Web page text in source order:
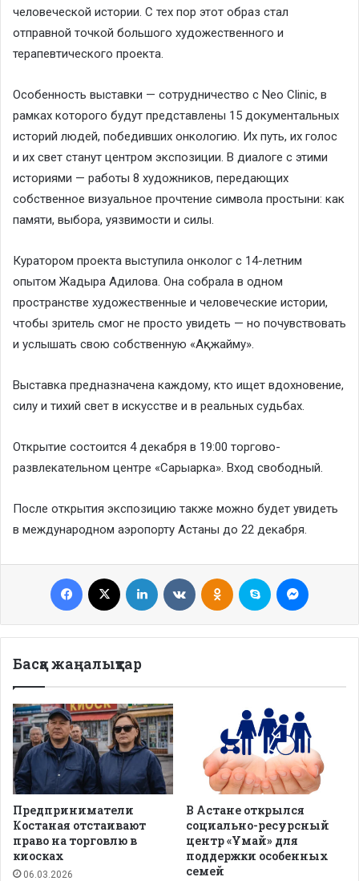
человеческой истории. С тех пор этот образ стал
отправной точкой большого художественного и
терапевтического проекта.
Особенность выставки — сотрудничество с Neo Clinic, в
рамках которого будут представлены 15 документальных
историй людей, победивших онкологию. Их путь, их голос
и их свет станут центром экспозиции. В диалоге с этими
историями — работы 8 художников, передающих
собственное визуальное прочтение символа простыни: как
памяти, выбора, уязвимости и силы.
Куратором проекта выступила онколог с 14-летним
опытом Жадыра Адилова. Она собрала в одном
пространстве художественные и человеческие истории,
чтобы зритель смог не просто увидеть — но почувствовать
и услышать свою собственную «Ақжайму».
Выставка предназначена каждому, кто ищет вдохновение,
силу и тихий свет в искусстве и в реальных судьбах.
Открытие состоится 4 декабря в 19:00 торгово-
развлекательном центре «Сарыарка». Вход свободный.
После открытия экспозицию также можно будет увидеть
в международном аэропорту Астаны до 22 декабря.
Facebook LinkedIn VKontakteOdnoklassniki
Skype
Басқа жаңалықтар
Предприниматели
Костаная отстаивают
право на торговлю в
киосках
06.03.2026
В Астане открылся
социально-ресурсный
центр «Ұмай» для
поддержки особенных
семей